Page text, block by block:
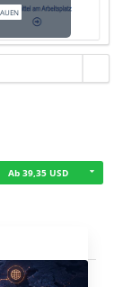
Ab 39,35 USD